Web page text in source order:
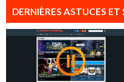
DERNIÈRES ASTUCES ET